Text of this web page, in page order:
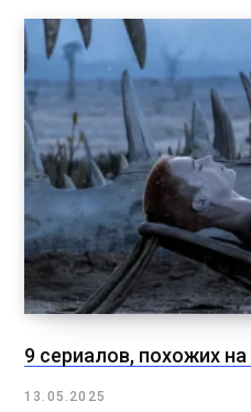
9 сериалов, похожих
13.05.2025